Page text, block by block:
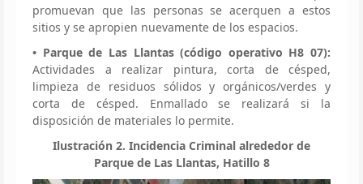
promuevan que las personas se acerquen a estos
sitios y se apropien nuevamente de los espacios.
• Parque de Las Llantas (código operativo H8 07):
Actividades a realizar pintura, corta de césped,
limpieza de residuos sólidos y orgánicos/verdes y
corta de césped. Enmallado se realizará si la
disposición de materiales lo permite.
Ilustración 2. Incidencia Criminal alrededor de
Parque de Las Llantas, Hatillo 8